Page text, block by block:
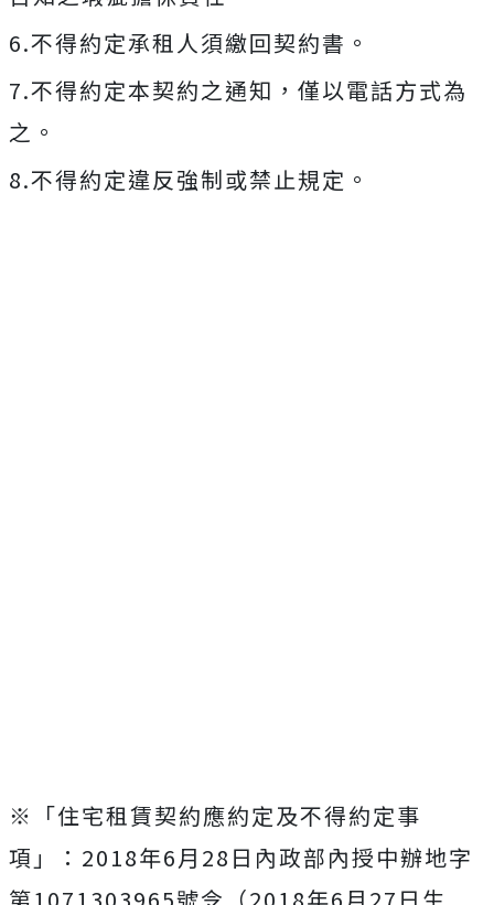
6.不得約定承租人須繳回契約書。
7.不得約定本契約之通知，僅以電話方式為
之。
8.不得約定違反強制或禁止規定。
※「住宅租賃契約應約定及不得約定事
項」：2018年6月28日內政部內授中辦地字